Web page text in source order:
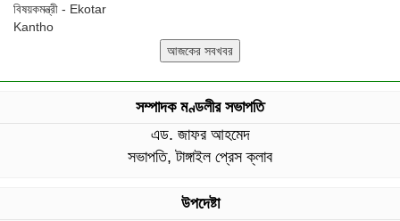
সম্পাদক মণ্ডলীর সভাপতি
এড. জাফর আহমেদ
সভাপতি, টাঙ্গাইল প্রেস ক্লাব
উপদেষ্টা